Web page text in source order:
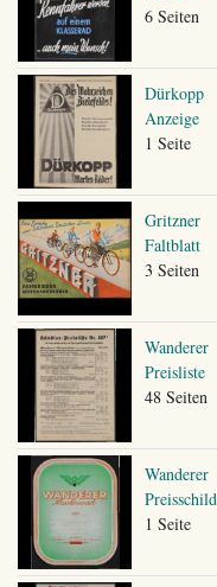
6 Seiten
Dürkopp
Anzeige
1 Seite
Gritzner
Faltblatt
3 Seiten
Wanderer
Preisliste
48 Seiten
Wanderer
Preisschild
1 Seite